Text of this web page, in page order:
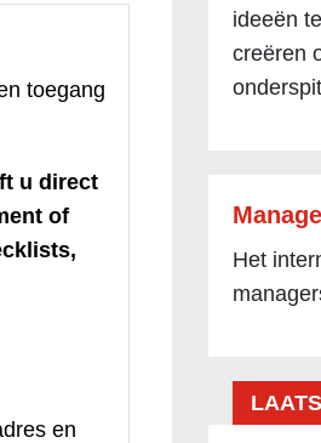
toegang
u direct
of
en
ideeën
creëren
Het